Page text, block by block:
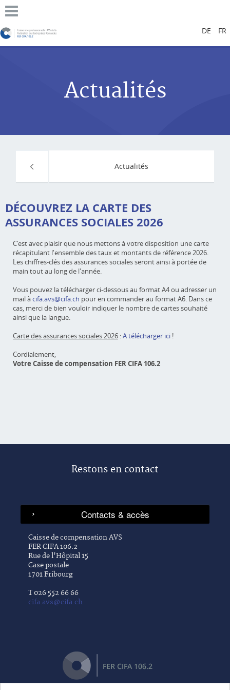
DE FR
Actualités
Actualités
DÉCOUVREZ LA CARTE DES
ASSURANCES SOCIALES 2026
C’est avec plaisir que nous mettons à votre disposition une carte
récapitulant l'ensemble des taux et montants de référence 2026.
Les chiffres-clés des assurances sociales seront ainsi à portée de
main tout au long de l'année.
Vous pouvez la télécharger ci-dessous au format A4 ou adresser un
mail àcifa.avs@cifa.ch pour en commander au format A6. Dans ce
cas, merci de bien vouloir indiquer le nombre de cartes souhaité
ainsi que la langue.
Carte des assurances sociales 2026 :A télécharger ici !
Cordialement,
Votre Caisse de compensation FER CIFA 106.2
Restons en contact
Caisse de compensation AVS
FER CIFA 106.2
Rue de l'Hôpital 15
Case postale
1701 Fribourg
T 026 552 66 66
cifa.avs@cifa.ch